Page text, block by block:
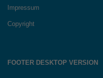
Impressum
Copyright
FOOTER DESKTOP VERSION